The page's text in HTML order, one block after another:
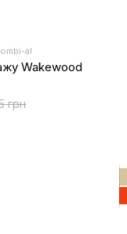
al
Wakewood
грн